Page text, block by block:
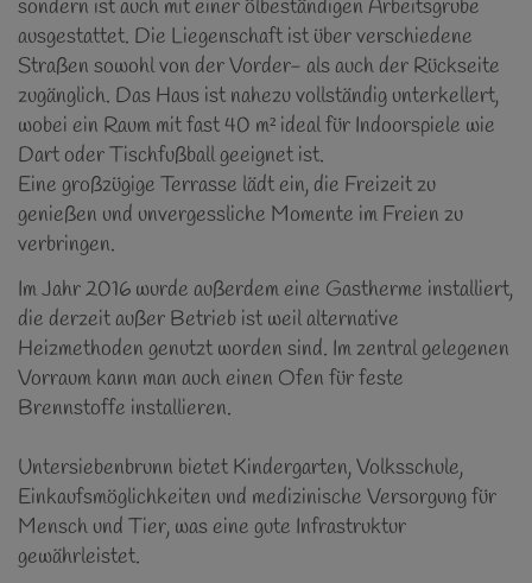
sondern ist auch mit einer ölbeständigen Arbeitsgrube
ausgestattet. Die Liegenschaft ist über verschiedene
Straßen sowohl von der Vorder- als auch der Rückseite
zugänglich. Das Haus ist nahezu vollständig unterkellert,
wobei ein Raum mit fast 40 m² ideal für Indoorspiele wie
Dart oder Tischfußball geeignet ist.
Eine großzügige Terrasse lädt ein, die Freizeit zu
genießen und unvergessliche Momente im Freien zu
verbringen.
Im Jahr 2016 wurde außerdem eine Gastherme installiert,
die derzeit außer Betrieb ist weil alternative
Heizmethoden genutzt worden sind. Im zentral gelegenen
Vorraum kann man auch einen Ofen für feste
Brennstoffe installieren.
Untersiebenbrunn bietet Kindergarten, Volksschule,
Einkaufsmöglichkeiten und medizinische Versorgung für
Mensch und Tier, was eine gute Infrastruktur
gewährleistet.